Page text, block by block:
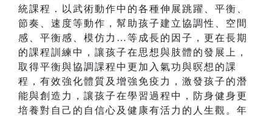
統課程．以武術動作中的各種伸展跳躍、平衡、
節奏、速度等動作，幫助孩子建立協調性、空間
感、平衡感、模仿力…等成長的因子，更在長期
的課程訓練中，讓孩子在思想與肢體的發展上，
取得平衡與協調課程中更加入氣功與暝想的課
程，有效強化體質及增強免疫力，激發孩子的潛
能與創造力，讓孩子在學習過程中，防身健身更
培養對自己的自信心及健康有活力的人生觀。年